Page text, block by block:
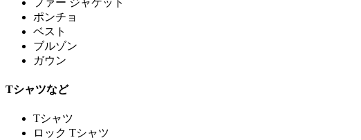
ファー ジャケット
ポンチョ
ベスト
ブルゾン
ガウン
Tシャツなど
Tシャツ
ロック Tシャツ